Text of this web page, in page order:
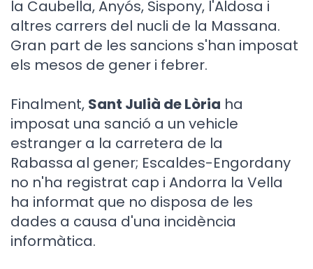
la Caubella, Anyós, Sispony, l'Aldosa i
altres carrers del nucli de la Massana.
Gran part de les sancions s'han imposat
els mesos de gener i febrer.
Finalment, Sant Julià de Lòria ha
imposat una sanció a un vehicle
estranger a la carretera de la
Rabassa al gener; Escaldes-Engordany
no n'ha registrat cap i Andorra la Vella
ha informat que no disposa de les
dades a causa d'una incidència
informàtica.